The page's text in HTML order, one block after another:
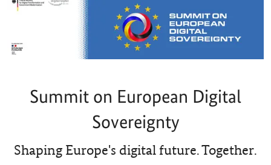
Summit on European Digital
Sovereignty
Shaping Europe's digital future. Together.